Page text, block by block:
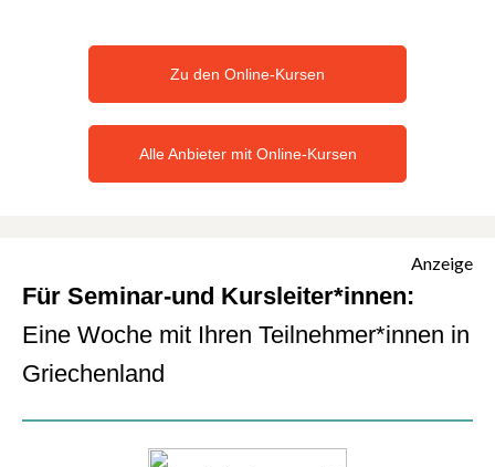
Zu den Online-Kursen
Alle Anbieter mit Online-Kursen
Anzeige
Für Seminar-und Kursleiter*innen:
Eine Woche mit Ihren Teilnehmer*innen in
Griechenland